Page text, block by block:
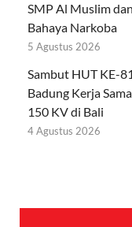
SMP Al Muslim
Bahaya Narkoba
5 Agustus 2026
Sambut HUT KE-
Badung Kerja
150 KV di Bali
4 Agustus 2026